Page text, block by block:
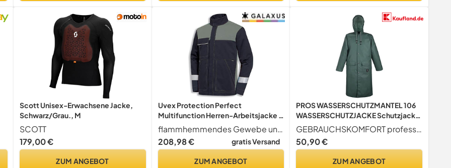
Scott Unisex-Erwachsene Jacke,
Schwarz/Grau., M
SCOTT
179,00 €
ZUM ANGEBOT
Uvex Protection Perfect
Multifunction Herren-Arbeitsjacke -
Dunkelgraue Männer-Bundejacke -
Multifunktionale Schutzbekleidung
40/42
flammhemmendes Gewebe und die Verwendung von Para- Aramid und Polyesterfaser
208,98 €
gratis Versand
ZUM ANGEBOT
PROS WASSERSCHUTZMANTEL 106
WASSERSCHUTZJACKE Schutzjacke
Jacke wasserdicht
Schutzbekleidung (Grün, 54)
GEBRAUCHSKOMFORT professionell herrejacke damen jacke Regenjacke, winddicht, wasserdicht, mit Druckknöpfen befestigt; leicht waschbar; beständig gegen niedrige Temperaturen (bis zu -50 C); hohe Reißfestigkeit;
50,90 €
ZUM ANGEBOT